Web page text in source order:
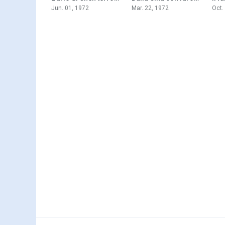
Jun. 01, 1972 Mar. 22, 1972 Oct.